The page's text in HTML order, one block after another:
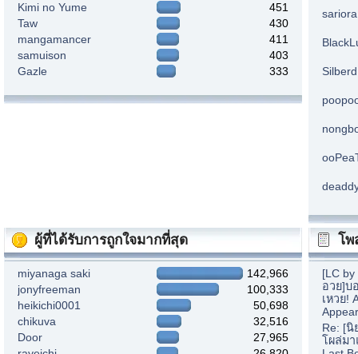
Kimi no Yume
451
Taw
430
mangamancer
411
samuison
403
Gazle
333 Silberd
ผู้ที่ได้รับการถูกใจมากที่สุด
miyanaga saki
142,966
jonyfreeman
100,333
heikichi0001
50,698
chikuva
32,516
Door
27,965
โพ
[LC
อวย]บ
เหวย!
Re: [
โผล่มา